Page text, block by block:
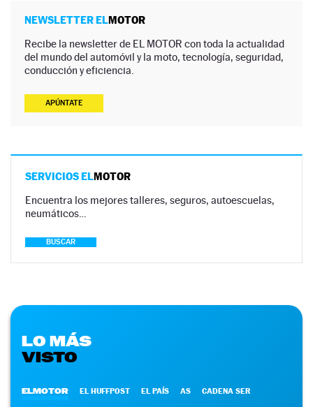
NEWSLETTER ELMOTOR
Recibe la newsletter de EL MOTOR con toda la actualidad
del mundo del automóvil y la moto, tecnología, seguridad,
conducción y eficiencia.
APÚNTATE
SERVICIOS ELMOTOR
Encuentra los mejores talleres, seguros, autoescuelas,
neumáticos…
BUSCAR
LO MÁS
VISTO
ELMOTOR EL HUFFPOST EL PAÍS AS CADENA SER